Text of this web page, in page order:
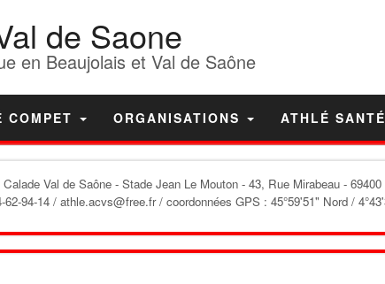
de Saone
en Beaujolais et Val de Saône
COMPET ORGANISATIONS ATHLÉ SANTÉ
Val de Saône - Stade Jean Le Mouton - 43, Rue Mirabeau -
62-94-14 / athle.acvs@free.fr / coordonnées GPS : 45°59'51" Nord /